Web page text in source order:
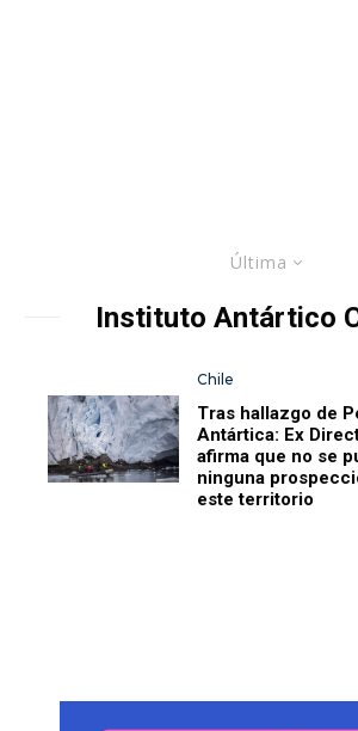
Última
Instituto Antártico
Chile
Tras hallazgo de
Antártica: Ex
afirma que no se
ninguna
este territorio